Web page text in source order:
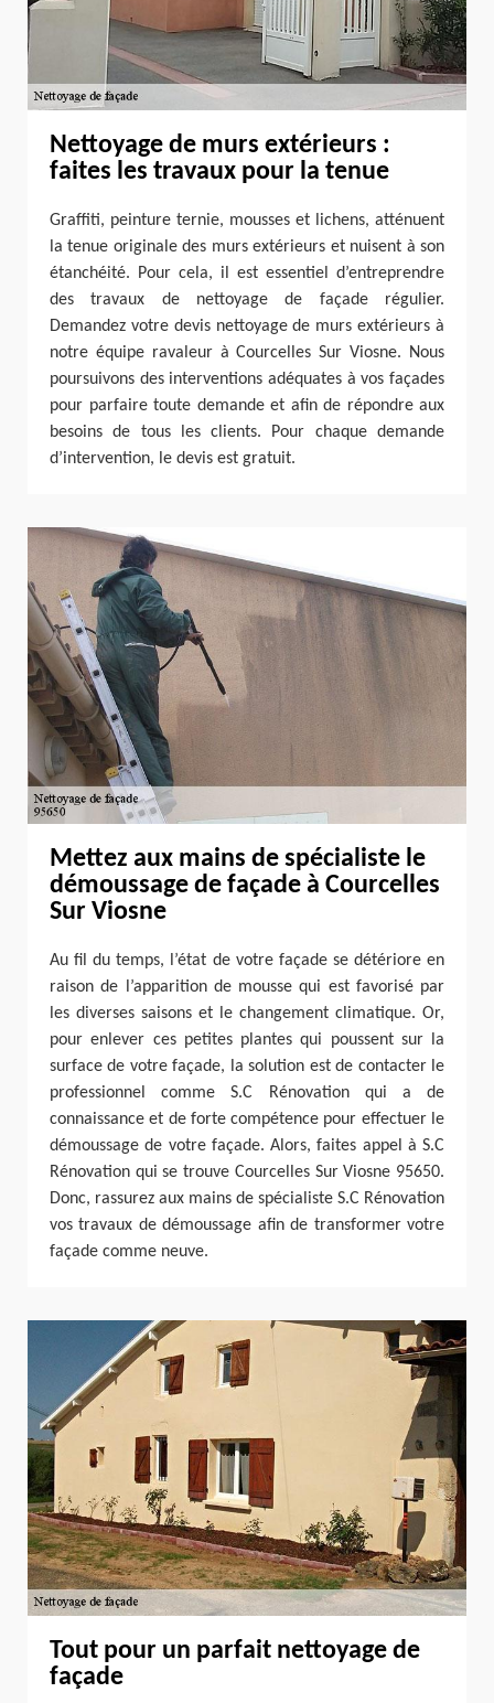
Nettoyage de murs extérieurs :
faites les travaux pour la tenue
Graffiti, peinture ternie, mousses et lichens, atténuent
la tenue originale des murs extérieurs et nuisent à son
étanchéité. Pour cela, il est essentiel d’entreprendre
des travaux de nettoyage de façade régulier.
Demandez votre devis nettoyage de murs extérieurs à
notre équipe ravaleur à Courcelles Sur Viosne. Nous
poursuivons des interventions adéquates à vos façades
pour parfaire toute demande et afin de répondre aux
besoins de tous les clients. Pour chaque demande
d’intervention, le devis est gratuit.
Mettez aux mains de spécialiste le
démoussage de façade à Courcelles
Sur Viosne
Au fil du temps, l’état de votre façade se détériore en
raison de l’apparition de mousse qui est favorisé par
les diverses saisons et le changement climatique. Or,
pour enlever ces petites plantes qui poussent sur la
surface de votre façade, la solution est de contacter le
professionnel comme S.C Rénovation qui a de
connaissance et de forte compétence pour effectuer le
démoussage de votre façade. Alors, faites appel à S.C
Rénovation qui se trouve Courcelles Sur Viosne 95650.
Donc, rassurez aux mains de spécialiste S.C Rénovation
vos travaux de démoussage afin de transformer votre
façade comme neuve.
Tout pour un parfait nettoyage de
façade